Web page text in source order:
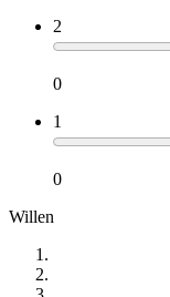
2
0
1
0
Willen